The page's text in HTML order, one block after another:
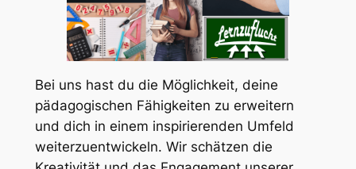
Bei uns hast du die Möglichkeit, deine
pädagogischen Fähigkeiten zu erweitern
und dich in einem inspirierenden Umfeld
weiterzuentwickeln. Wir schätzen die